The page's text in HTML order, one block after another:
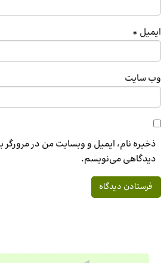
ایمیل *
وب‌ سایت
ذخیره نام، ایمیل و وبسایت من در مرورگر
دیدگاهی می‌نویسم.